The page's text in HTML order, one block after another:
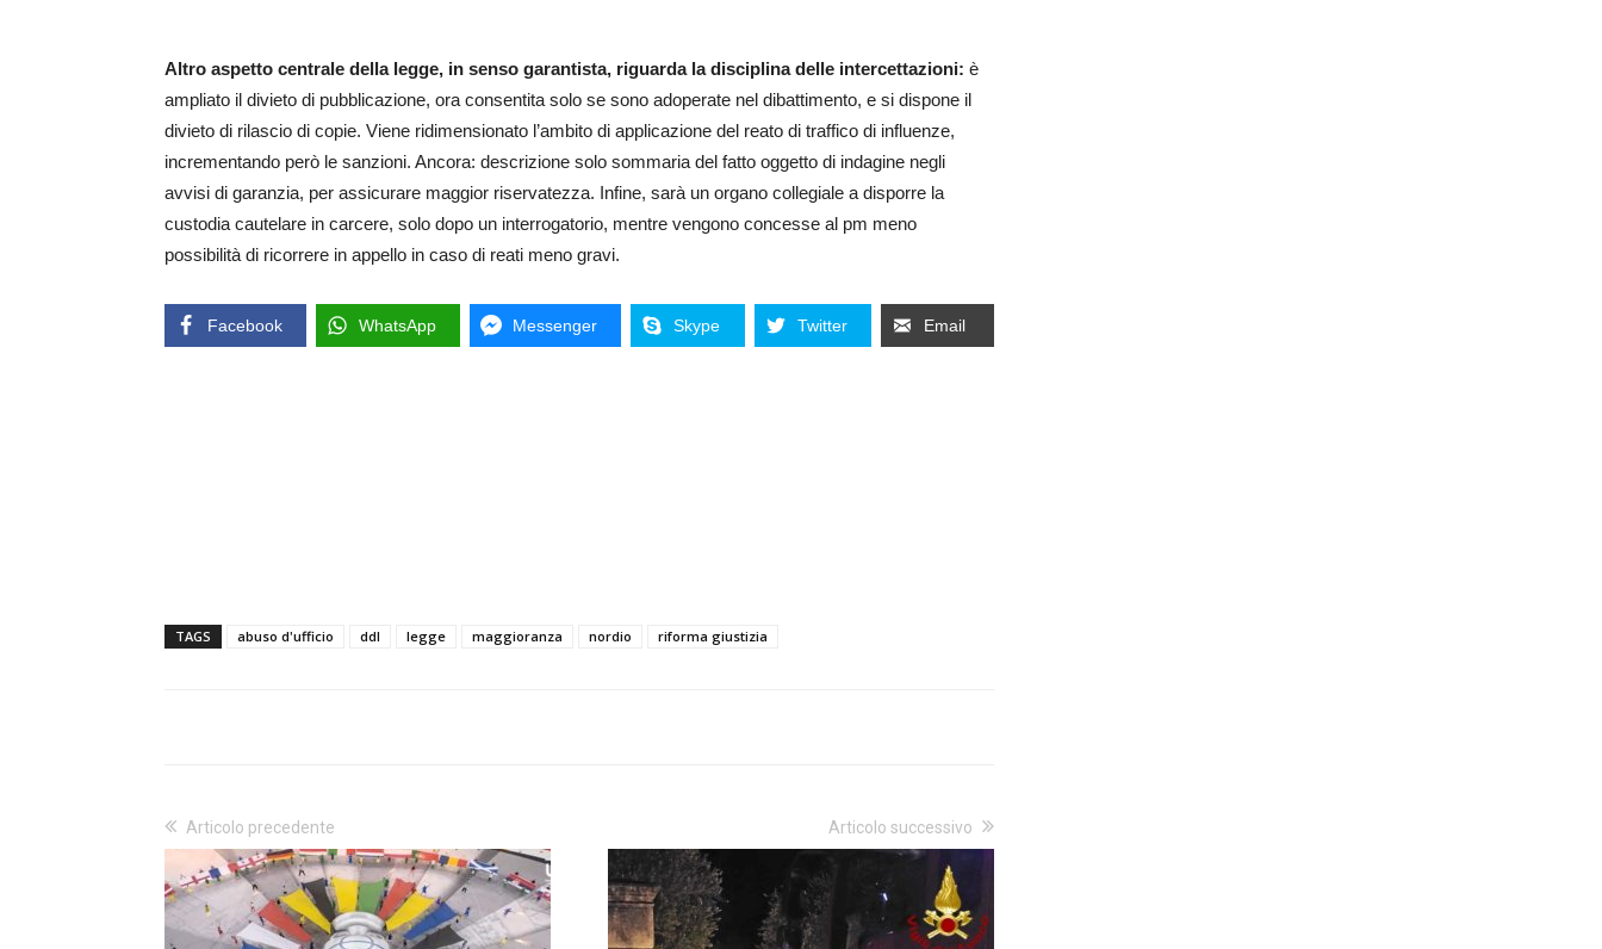
Altro aspetto centrale della legge, in senso garantista, riguarda la disciplina delle intercettazioni: è
ampliato il divieto di pubblicazione, ora consentita solo se sono adoperate nel dibattimento, e si dispone il
divieto di rilascio di copie. Viene ridimensionato l’ambito di applicazione del reato di traffico di influenze,
incrementando però le sanzioni. Ancora: descrizione solo sommaria del fatto oggetto di indagine negli
avvisi di garanzia, per assicurare maggior riservatezza. Infine, sarà un organo collegiale a disporre la
custodia cautelare in carcere, solo dopo un interrogatorio, mentre vengono concesse al pm meno
possibilità di ricorrere in appello in caso di reati meno gravi.
Facebook WhatsApp Messenger Skype Twitter Email
TAGS abuso d'ufficio ddl legge maggioranza nordio riforma giustizia
Articolo precedente Articolo successivo